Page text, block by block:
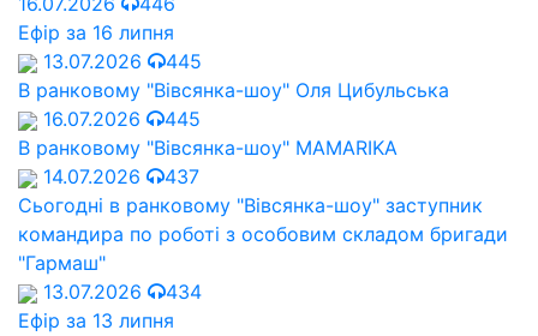
Ефір за 16 липня
13.07.2026
445
В ранковому "Вівсянка-шоу" Оля Цибульська
16.07.2026
445
В ранковому "Вівсянка-шоу" MAMARIKA
14.07.2026
437
Сьогодні в ранковому "Вівсянка-шоу" заступник
командира по роботі з особовим складом бригади
"Гармаш"
13.07.2026
434
Ефір за 13 липня